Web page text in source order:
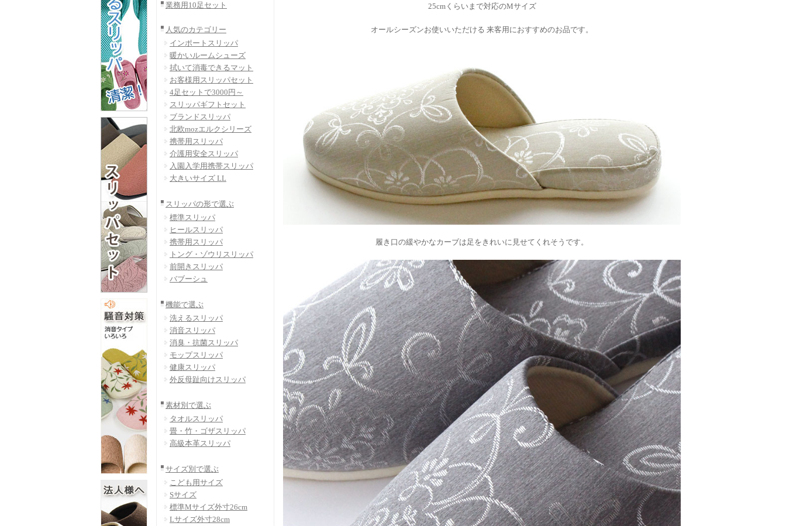
業務用10足セット
人気のカテゴリー
インポートスリッパ
暖かいルームシューズ
拭いて消毒できるマット
お客様用スリッパセット
4足セットで3000円～
スリッパギフトセット
ブランドスリッパ
北欧mozエルクシリーズ
携帯用スリッパ
介護用安全スリッパ
入園入学用携帯スリッパ
大きいサイズ LL
スリッパの形で選ぶ
標準スリッパ
ヒールスリッパ
携帯用スリッパ
トング・ゾウリスリッパ
前開きスリッパ
バブーシュ
機能で選ぶ
洗えるスリッパ
消音スリッパ
消臭・抗菌スリッパ
モップスリッパ
健康スリッパ
外反母趾向けスリッパ
素材別で選ぶ
タオルスリッパ
畳・竹・ゴザスリッパ
高級本革スリッパ
サイズ別で選ぶ
こども用サイズ
Sサイズ
標準Mサイズ外寸26cm
Lサイズ外寸28cm
25cmくらいまで対応のMサイズ
オールシーズンお使いいただける 来客用におすすめのお品です。
履き口の緩やかなカーブは足をきれいに見せてくれそうです。